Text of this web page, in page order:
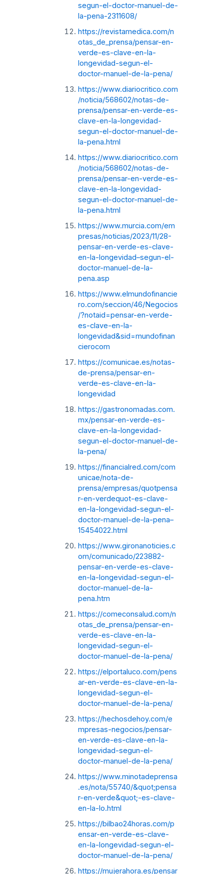
segun-el-doctor-manuel-de-
la-pena-2311608/
https://revistamedica.com/n
otas_de_prensa/pensar-en-
verde-es-clave-en-la-
longevidad-segun-el-
doctor-manuel-de-la-pena/
https://www.diariocritico.com
/noticia/568602/notas-de-
prensa/pensar-en-verde-es-
clave-en-la-longevidad-
segun-el-doctor-manuel-de-
la-pena.html
https://www.diariocritico.com
/noticia/568602/notas-de-
prensa/pensar-en-verde-es-
clave-en-la-longevidad-
segun-el-doctor-manuel-de-
la-pena.html
https://www.murcia.com/em
presas/noticias/2023/11/28-
pensar-en-verde-es-clave-
en-la-longevidad–segun-el-
doctor-manuel-de-la-
pena.asp
https://www.elmundofinancie
ro.com/seccion/46/Negocios
/?notaid=pensar-en-verde-
es-clave-en-la-
longevidad&sid=mundofinan
cierocom
https://comunicae.es/notas-
de-prensa/pensar-en-
verde-es-clave-en-la-
longevidad
https://gastronomadas.com.
mx/pensar-en-verde-es-
clave-en-la-longevidad-
segun-el-doctor-manuel-de-
la-pena/
https://financialred.com/com
unicae/nota-de-
prensa/empresas/quotpensa
r-en-verdequot-es-clave-
en-la-longevidad-segun-el-
doctor-manuel-de-la-pena–
15454022.html
https://www.gironanoticies.c
om/comunicado/223882-
pensar-en-verde-es-clave-
en-la-longevidad-segun-el-
doctor-manuel-de-la-
pena.htm
https://comeconsalud.com/n
otas_de_prensa/pensar-en-
verde-es-clave-en-la-
longevidad-segun-el-
doctor-manuel-de-la-pena/
https://elportaluco.com/pens
ar-en-verde-es-clave-en-la-
longevidad-segun-el-
doctor-manuel-de-la-pena/
https://hechosdehoy.com/e
mpresas-negocios/pensar-
en-verde-es-clave-en-la-
longevidad-segun-el-
doctor-manuel-de-la-pena/
https://www.minotadeprensa
.es/nota/55740/&quot;pensa
r-en-verde&quot;-es-clave-
en-la-lo.html
https://bilbao24horas.com/p
ensar-en-verde-es-clave-
en-la-longevidad-segun-el-
doctor-manuel-de-la-pena/
https://mujerahora.es/pensar